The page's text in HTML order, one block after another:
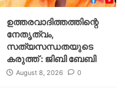
ഉത്തരവാദിത്തത്തിന്റെ
നേതൃത്വം,
സത്യസന്ധതയുടെ
കരുത്ത് : ജിബി ബേബി
August 8, 2026 0